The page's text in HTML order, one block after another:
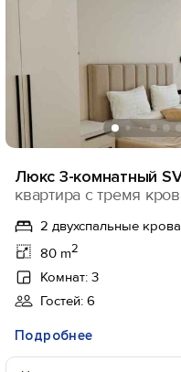
Люкс 3-комнатный
квартира с тремя
2 двухспальные
80 m2
Комнат: 3
Гостей: 6
Подробнее